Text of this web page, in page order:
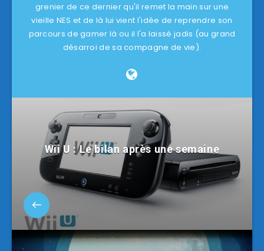
grenier de ce dernier qu'il remet la main sur une
vieille NES et de là lui vient l'idée de reprendre son
parcours de gamer là ou il l'a laissé jadis (au grand
désarroi de sa compagne de vie).
Wii U : Le bilan après une semaine